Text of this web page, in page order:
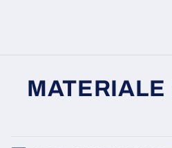
MATERIALE